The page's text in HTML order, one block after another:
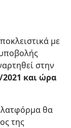
με
στην
2021 και ώρα
θα
της